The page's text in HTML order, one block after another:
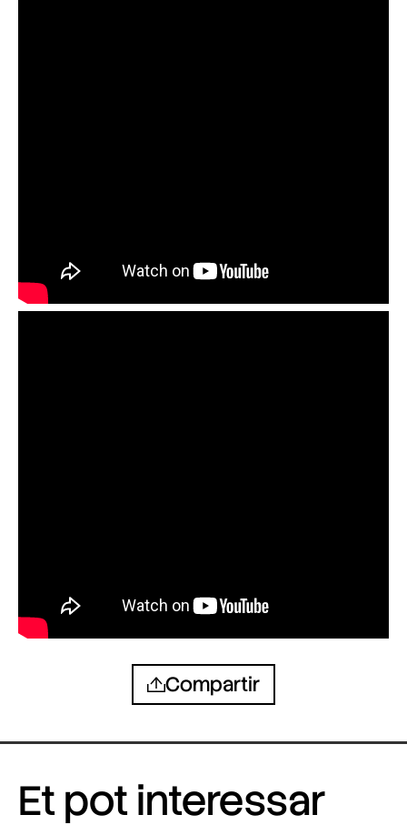
Compartir
Et pot interessar